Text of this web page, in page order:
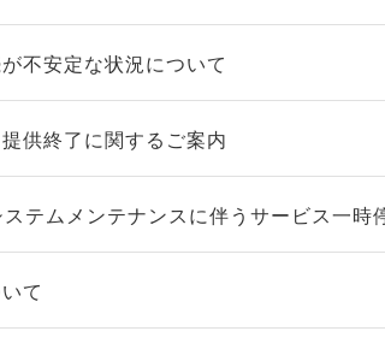
不安定な状況について
供終了に関するご案内
テムメンテナンスに伴うサービス一時
て